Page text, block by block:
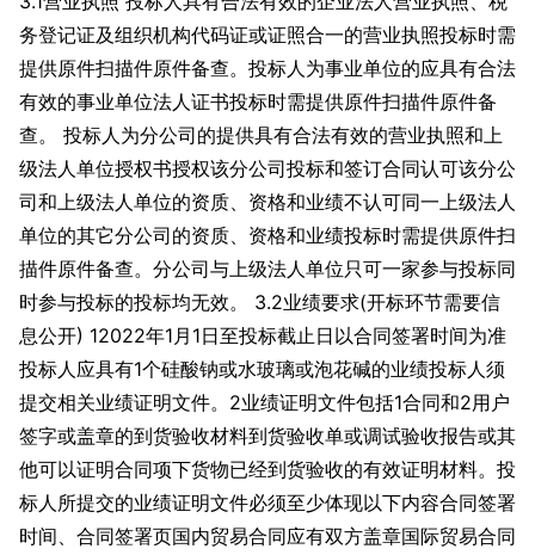
务登记证及组织机构代码证或证照合一的营业执照投标时需
提供原件扫描件原件备查。投标人为事业单位的应具有合法
有效的事业单位法人证书投标时需提供原件扫描件原件备
查。 投标人为分公司的提供具有合法有效的营业执照和上
级法人单位授权书授权该分公司投标和签订合同认可该分公
司和上级法人单位的资质、资格和业绩不认可同一上级法人
单位的其它分公司的资质、资格和业绩投标时需提供原件扫
描件原件备查。分公司与上级法人单位只可一家参与投标同
时参与投标的投标均无效。 3.2业绩要求(开标环节需要信
息公开) 12022年1月1日至投标截止日以合同签署时间为准
投标人应具有1个硅酸钠或水玻璃或泡花碱的业绩投标人须
提交相关业绩证明文件。2业绩证明文件包括1合同和2用户
签字或盖章的到货验收材料到货验收单或调试验收报告或其
他可以证明合同项下货物已经到货验收的有效证明材料。投
标人所提交的业绩证明文件必须至少体现以下内容合同签署
时间、合同签署页国内贸易合同应有双方盖章国际贸易合同